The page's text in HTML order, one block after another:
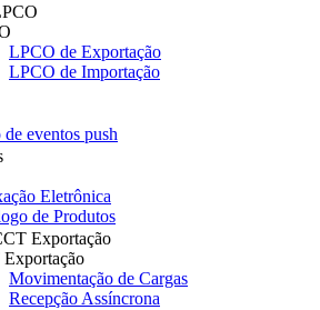
LPCO de Exportação
LPCO de Importação
eventos push
Eletrônica
de Produtos
Exportação
Movimentação de Cargas
Recepção Assíncrona